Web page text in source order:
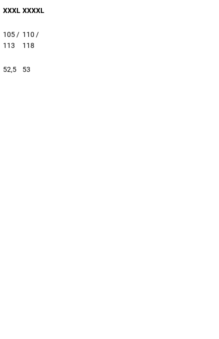
XXXL XXXXL
105 /
113
110 /
118
52,5 53